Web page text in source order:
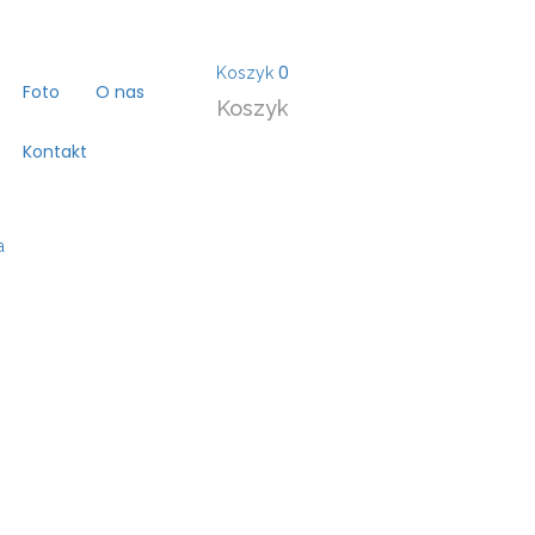
Foto O nas
Kontakt
Koszyk 0
Koszyk